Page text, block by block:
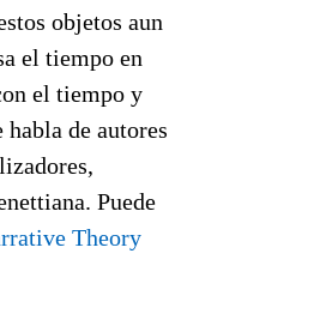
objetos aun
el tiempo en
el tiempo y
habla de autores
Puede
Theory